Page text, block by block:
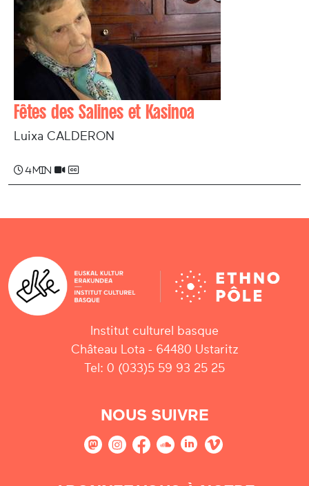
Fêtes des Salines et Kasinoa
Luixa CALDERON
4 min
Institut culturel basque
Château Lota - 64480 Ustaritz
Tel: 0 (033)5 59 93 25 25
NOUS SUIVRE